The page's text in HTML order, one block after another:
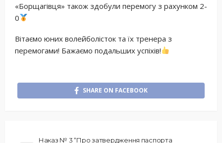
«Борщагівця» також здобули перемогу з рахунком 2-
0
Вітаємо юних волейболісток та їх тренера з
перемогами! Бажаємо подальших успіхів!
SHARE ON FACEBOOK
Наказ № 3 “Про затвердження паспорта